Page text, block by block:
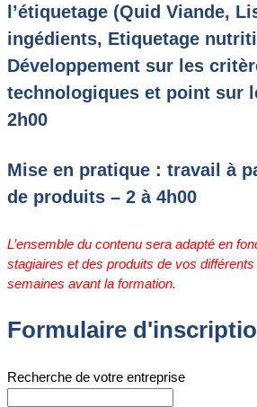
l’étiquetage (Quid Viande,
ingédients, Etiquetage
Développement sur les
technologiques et point sur
2h00
Mise en pratique : travail à
de produits – 2 à 4h00
L’ensemble du contenu sera adapté en
stagiaires et des produits de vos
semaines avant la formation.
Formulaire
Recherche de votre entreprise